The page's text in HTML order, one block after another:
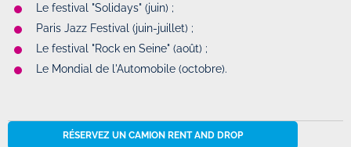
Le festival "Solidays" (juin) ;
Paris Jazz Festival (juin-juillet) ;
Le festival "Rock en Seine" (août) ;
Le Mondial de l'Automobile (octobre).
RÉSERVEZ UN CAMION RENT AND DROP